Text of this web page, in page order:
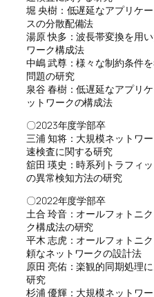
堀 央樹：低遅延なアプリケ
スの分散配備法
湯原 快多：波長帯変換を用
ワーク構成法
中嶋 武尊：様々な制約条件
問題の研究
泉谷 春樹：低遅延なアプリ
ットワークの構成法
〇2023年度学部卒
三浦 知将：大規模ネットワ
速検査に関する研究
舘田 瑛史：時系列トラフィ
の異常検知方法の研究
〇2022年度学部卒
土合 玲音：オールフォトニ
ク構成法の研究
平木 志虎：オールフォトニ
頼なネットワークの設計法
原田 亮佑：楽観的同期処理
研究
杉浦 優輝：大規模ネットワ